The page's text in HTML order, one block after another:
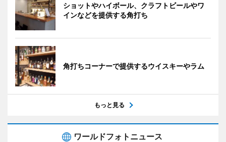
ショットやハイボール、クラフトビールやワ
インなどを提供する角打ち
角打ちコーナーで提供するウイスキーやラム
もっと見る
ワールドフォトニュース